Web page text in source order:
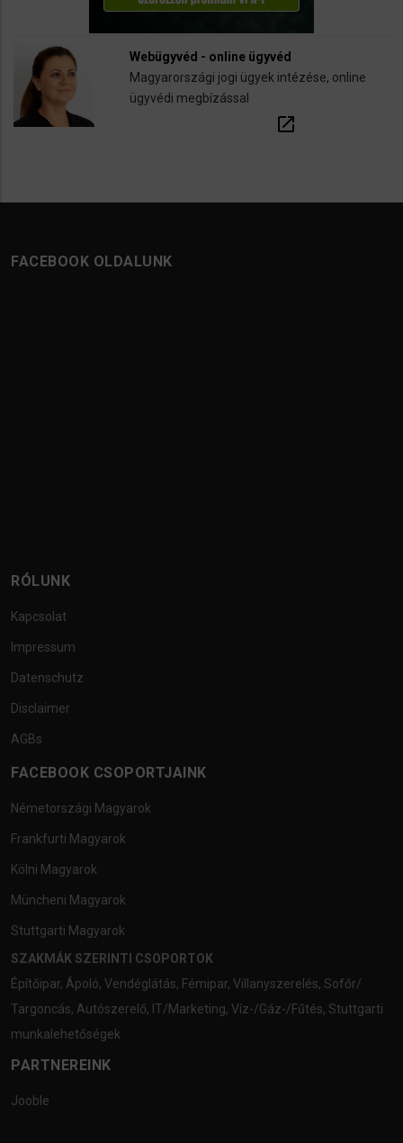
Webügyvéd - online ügyvéd
Magyarországi jogi ügyek intézése, online
ügyvédi megbízással
open_in_new
FACEBOOK OLDALUNK
RÓLUNK
Kapcsolat
Impressum
Datenschutz
Disclaimer
AGBs
FACEBOOK CSOPORTJAINK
Németországi Magyarok
Frankfurti Magyarok
Kölni Magyarok
Müncheni Magyarok
Stuttgarti Magyarok
SZAKMÁK SZERINTI CSOPORTOK
Építőipar, Ápoló, Vendéglátás, Fémipar, Villanyszerelés, Sofőr/
Targoncás, Autószerelő, IT/Marketing, Víz-/Gáz-/Fűtés, Stuttgarti
munkalehetőségek
PARTNEREINK
Jooble